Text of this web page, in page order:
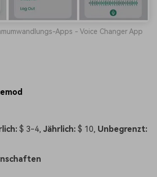
Apps - Voice Changer App
$ 3-4, Jährlich: $ 10, Unbegrenzt: